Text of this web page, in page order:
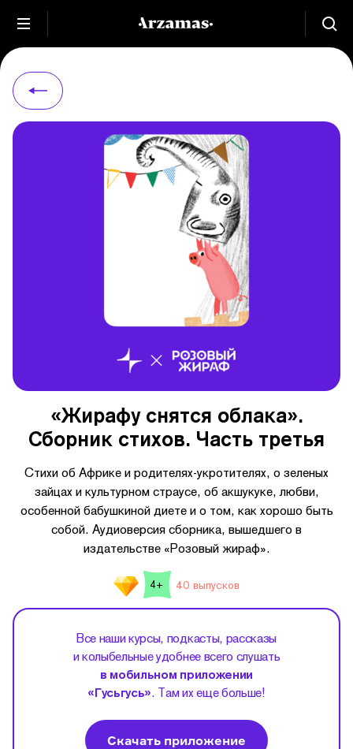
«Жирафу снятся облака».
Сборник стихов. Часть третья
Стихи об Африке и родителях-укротителях, о зеленых
зайцах и культурном страусе, об акшукуке, любви,
особенной бабушкиной диете и о том, как хорошо быть
собой. Аудиоверсия сборника, вышедшего в
издательстве «Розовый жираф».
4+ 40 выпусков
Все наши курсы, подкасты, рассказы
и колыбельные удобнее всего слушать
в мобильном приложении
«Гусьгусь». Там их еще больше!
Скачать приложение